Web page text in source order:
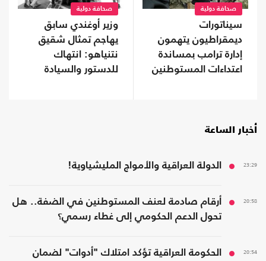
صحافة دولية
سيناتورات
ديمقراطيون يتهمون
إدارة ترامب بمساندة
اعتداءات المستوطنين
صحافة دولية
وزير أوغندي سابق
يهاجم تمثال شقيق
نتنياهو: انتهاك
للدستور والسيادة
أخبار الساعة
23:29 الدولة العراقية والأمواج المليشياوية!
20:58
أرقام صادمة لعنف المستوطنين في الضفة.. هل
تحول الدعم الحكومي إلى غطاء رسمي؟
20:54
الحكومة العراقية تؤكد امتلاك "أدوات" لضمان